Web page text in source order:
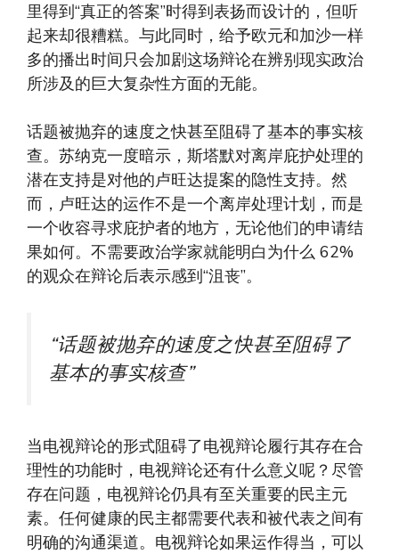
里得到“真正的答案”时得到表扬而设计的，但听
起来却很糟糕。与此同时，给予欧元和加沙一样
多的播出时间只会加剧这场辩论在辨别现实政治
所涉及的巨大复杂性方面的无能。
话题被抛弃的速度之快甚至阻碍了基本的事实核
查。苏纳克一度暗示，斯塔默对离岸庇护处理的
潜在支持是对他的卢旺达提案的隐性支持。然
而，卢旺达的运作不是一个离岸处理计划，而是
一个收容寻求庇护者的地方，无论他们的申请结
果如何。不需要政治学家就能明白为什么 62%
的观众在辩论后表示感到“沮丧”。
“话题被抛弃的速度之快甚至阻碍了
基本的事实核查”
当电视辩论的形式阻碍了电视辩论履行其存在合
理性的功能时，电视辩论还有什么意义呢？尽管
存在问题，电视辩论仍具有至关重要的民主元
素。任何健康的民主都需要代表和被代表之间有
明确的沟通渠道。电视辩论如果运作得当，可以